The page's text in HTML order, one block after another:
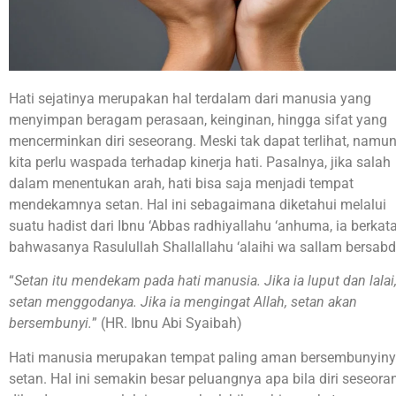
Hati sejatinya merupakan hal terdalam dari manusia yang
menyimpan beragam perasaan, keinginan, hingga sifat yang
mencerminkan diri seseorang. Meski tak dapat terlihat, namun
kita perlu waspada terhadap kinerja hati. Pasalnya, jika salah
dalam menentukan arah, hati bisa saja menjadi tempat
mendekamnya setan. Hal ini sebagaimana diketahui melalui
suatu hadist dari Ibnu ‘Abbas radhiyallahu ‘anhuma, ia berkata
bahwasanya Rasulullah Shallallahu ‘alaihi wa sallam
“Setan itu mendekam pada hati manusia. Jika ia luput dan lalai,
setan menggodanya. Jika ia mengingat Allah, setan akan
bersembunyi.” (HR. Ibnu Abi Syaibah)
Hati manusia merupakan tempat paling aman
setan. Hal ini semakin besar peluangnya apa bila diri